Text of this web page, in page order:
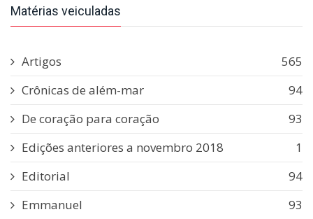
Matérias veiculadas
Artigos
565
Crônicas de além-mar
94
De coração para coração
93
Edições anteriores a novembro 2018
1
Editorial
94
Emmanuel
93